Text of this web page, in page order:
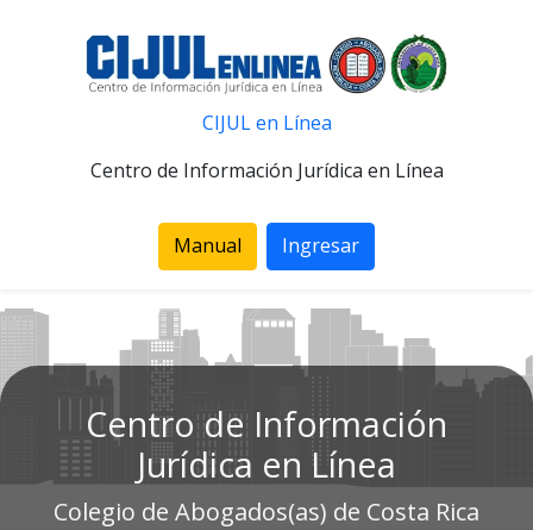
CIJUL en Línea
Centro de Información Jurídica en Línea
Manual Ingresar
Centro de Información
Jurídica en Línea
Colegio de Abogados(as) de Costa Rica